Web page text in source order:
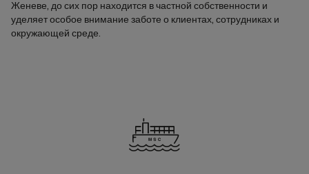
Женеве, до сих пор находится в частной собственности и
уделяет особое внимание заботе о клиентах, сотрудниках и
окружающей среде.